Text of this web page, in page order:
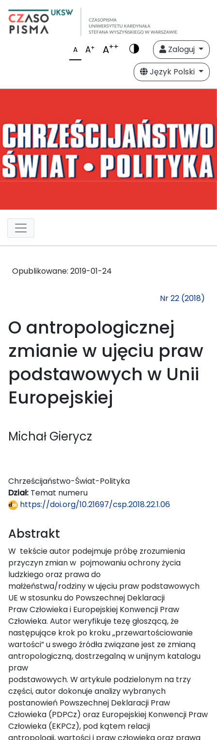
A A+ A++
Zaloguj
Język Polski
Opublikowane: 2019-01-24
Nr 22 (2018)
O antropologicznej
zmianie w ujęciu praw
podstawowych w Unii
Europejskiej
Michał Gierycz
Chrześcijaństwo-Świat-Polityka
Dział: Temat numeru
https://doi.org/10.21697/csp.2018.22.1.06
Abstrakt
W tekście autor podejmuje próbę zrozumienia
przyczyn zmian w pojmowaniu ochrony życia
ludzkiego oraz prawa do
małżeństwa/rodziny w ujęciu praw podstawowych
UE w stosunku do Powszechnej Deklaracji
Praw Człowieka i Europejskiej Konwencji Praw
Człowieka. Autor weryfikuje tezę głoszącą, że
następujące krok po kroku „przewartościowanie
wartości” u swego źródła związane jest ze zmianą
antropologiczną, dostrzegalną w unijnym katalogu
praw
podstawowych. W artykule podzielonym na trzy
części, autor dokonuje analizy wybranych
postanowień Powszechnej Deklaracji Praw
Człowieka (PDPCz) oraz Europejskiej Konwencji Praw
Człowieka (EKPCz), pod kątem relacji